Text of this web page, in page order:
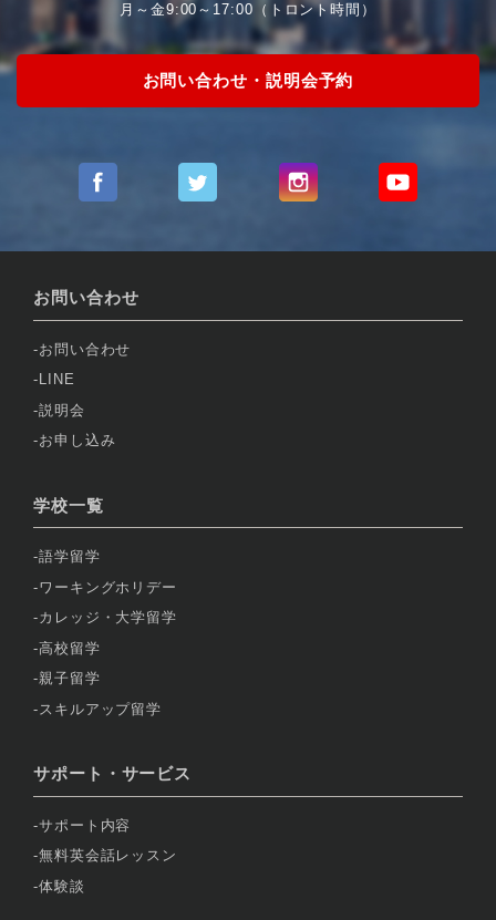
月～金9:00～17:00（トロント時間）
お問い合わせ・説明会予約
お問い合わせ
お問い合わせ
LINE
説明会
お申し込み
学校一覧
語学留学
ワーキングホリデー
カレッジ・大学留学
高校留学
親子留学
スキルアップ留学
サポート・サービス
サポート内容
無料英会話レッスン
体験談